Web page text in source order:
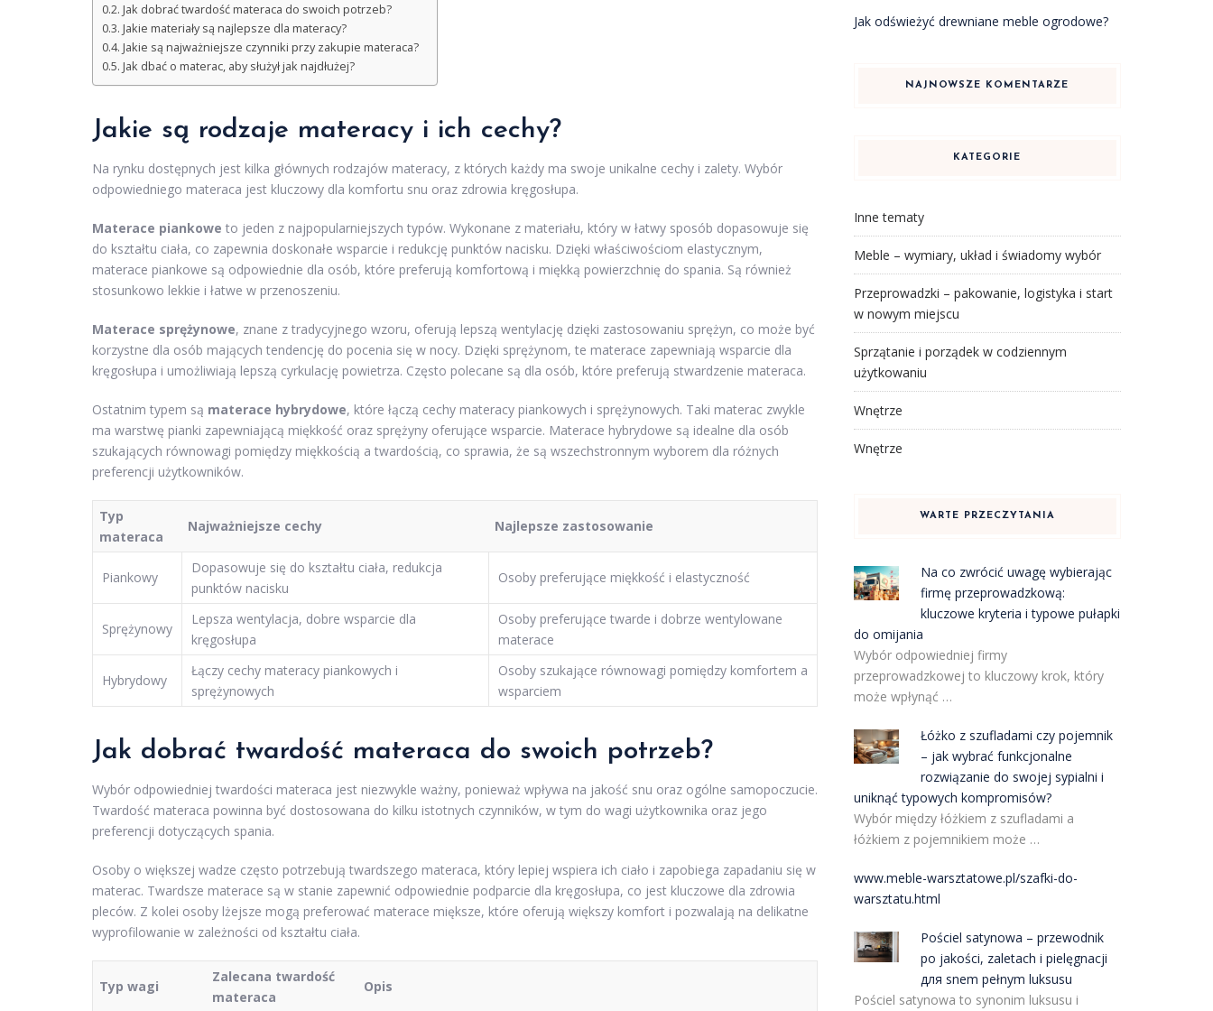
Jak dobrać twardość materaca do swoich potrzeb?
Jakie materiały są najlepsze dla materacy?
Jakie są najważniejsze czynniki przy zakupie materaca?
Jak dbać o materac, aby służył jak najdłużej?
Jakie są rodzaje materacy i ich cechy?
Na rynku dostępnych jest kilka głównych rodzajów materacy, z których każdy ma swoje unikalne cechy i zalety. Wybór
odpowiedniego materaca jest kluczowy dla komfortu snu oraz zdrowia kręgosłupa.
Materace piankowe to jeden z najpopularniejszych typów. Wykonane z materiału, który w łatwy sposób dopasowuje się
do kształtu ciała, co zapewnia doskonałe wsparcie i redukcję punktów nacisku. Dzięki właściwościom elastycznym,
materace piankowe są odpowiednie dla osób, które preferują komfortową i miękką powierzchnię do spania. Są również
stosunkowo lekkie i łatwe w przenoszeniu.
Materace sprężynowe, znane z tradycyjnego wzoru, oferują lepszą wentylację dzięki zastosowaniu sprężyn, co może być
korzystne dla osób mających tendencję do pocenia się w nocy. Dzięki sprężynom, te materace zapewniają wsparcie dla
kręgosłupa i umożliwiają lepszą cyrkulację powietrza. Często polecane są dla osób, które preferują stwardzenie materaca.
Ostatnim typem są materace hybrydowe, które łączą cechy materacy piankowych i sprężynowych. Taki materac zwykle
ma warstwę pianki zapewniającą miękkość oraz sprężyny oferujące wsparcie. Materace hybrydowe są idealne dla osób
szukających równowagi pomiędzy miękkością a twardością, co sprawia, że są wszechstronnym wyborem dla różnych
preferencji użytkowników.
Typ
materaca
Najważniejsze cechy Najlepsze zastosowanie
Piankowy
Dopasowuje się do kształtu ciała, redukcja
punktów nacisku
Osoby preferujące miękkość i elastyczność
Sprężynowy
Lepsza wentylacja, dobre wsparcie dla
kręgosłupa
Osoby preferujące twarde i dobrze wentylowane
materace
Hybrydowy
Łączy cechy materacy piankowych i
sprężynowych
Osoby szukające równowagi pomiędzy komfortem a
wsparciem
Jak dobrać twardość materaca do swoich potrzeb?
Wybór odpowiedniej twardości materaca jest niezwykle ważny, ponieważ wpływa na jakość snu oraz ogólne samopoczucie.
Twardość materaca powinna być dostosowana do kilku istotnych czynników, w tym do wagi użytkownika oraz jego
preferencji dotyczących spania.
Osoby o większej wadze często potrzebują twardszego materaca, który lepiej wspiera ich ciało i zapobiega zapadaniu się w
materac. Twardsze materace są w stanie zapewnić odpowiednie podparcie dla kręgosłupa, co jest kluczowe dla zdrowia
pleców. Z kolei osoby lżejsze mogą preferować materace miększe, które oferują większy komfort i pozwalają na delikatne
wyprofilowanie w zależności od kształtu ciała.
Typ wagi
Zalecana twardość
materaca
Opis
Jak odświeżyć drewniane meble ogrodowe?
NAJNOWSZE KOMENTARZE
KATEGORIE
Inne tematy
Meble – wymiary, układ i świadomy wybór
Przeprowadzki – pakowanie, logistyka i start
w nowym miejscu
Sprzątanie i porządek w codziennym
użytkowaniu
Wnętrze
Wnętrze
WARTE PRZECZYTANIA
Na co zwrócić uwagę wybierając
firmę przeprowadzkową:
kluczowe kryteria i typowe pułapki
do omijania
Wybór odpowiedniej firmy
przeprowadzkowej to kluczowy krok, który
może wpłynąć …
Łóżko z szufladami czy pojemnik
– jak wybrać funkcjonalne
rozwiązanie do swojej sypialni i
uniknąć typowych kompromisów?
Wybór między łóżkiem z szufladami a
łóżkiem z pojemnikiem może …
www.meble-warsztatowe.pl/szafki-do-
warsztatu.html
Pościel satynowa – przewodnik
po jakości, zaletach i pielęgnacji
для snem pełnym luksusu
Pościel satynowa to synonim luksusu i